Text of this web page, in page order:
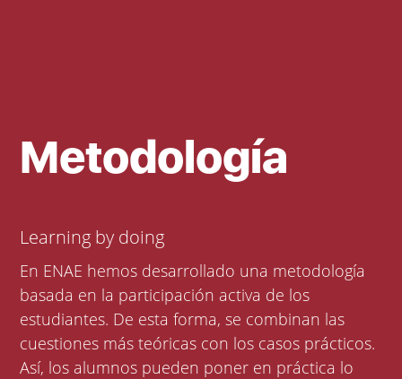
Metodología
Learning by doing
En ENAE hemos desarrollado una metodología
basada en la participación activa de los
estudiantes. De esta forma, se combinan las
cuestiones más teóricas con los casos prácticos.
Así, los alumnos pueden poner en práctica lo